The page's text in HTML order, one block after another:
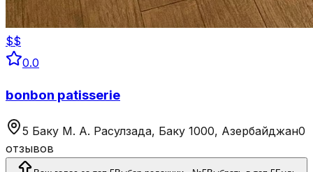
$$
0.0
bonbon patisserie
5 Баку М. А. Расулзада, Баку 1000, Азербайджан0
отзывов